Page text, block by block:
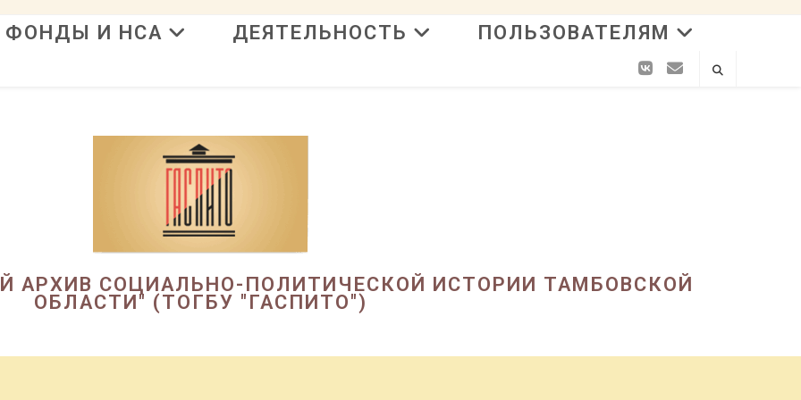
ФОНДЫ И НСА ДЕЯТЕЛЬНОСТЬ ПОЛЬЗОВАТЕЛЯМ
АРХИВ СОЦИАЛЬНО-ПОЛИТИЧЕСКОЙ ИСТОРИИ ТАМБОВСКОЙ
ОБЛАСТИ" (ТОГБУ "ГАСПИТО")